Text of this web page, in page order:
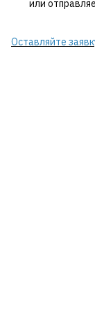
или
Оставляйте